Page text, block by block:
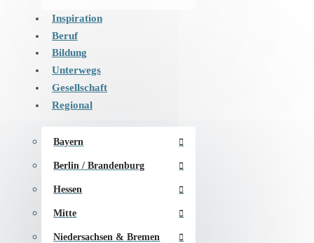
Inspiration
Beruf
Bildung
Unterwegs
Gesellschaft
Regional
Bayern
Berlin / Brandenburg
Hessen
Mitte
Niedersachsen & Bremen